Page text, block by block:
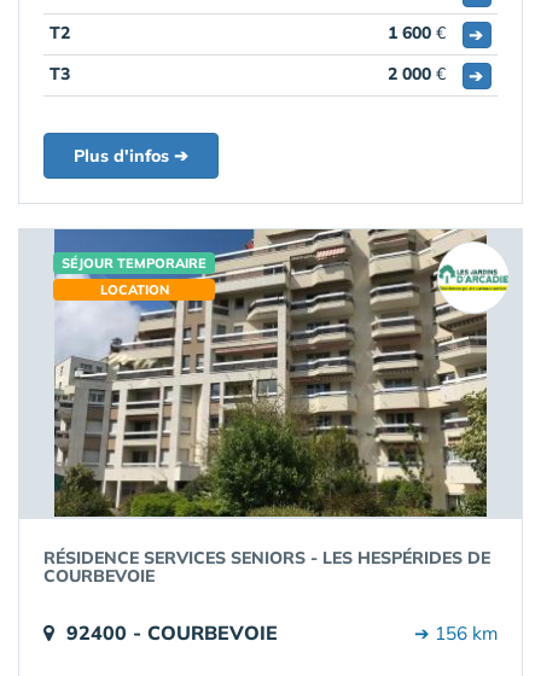
T2
1 600 €
➔
T3
2 000 € ➔
Plus d'infos ➔
SÉJOUR TEMPORAIRE
LOCATION
RÉSIDENCE SERVICES SENIORS - LES HESPÉRIDES DE
COURBEVOIE
92400 - COURBEVOIE ➔ 156 km